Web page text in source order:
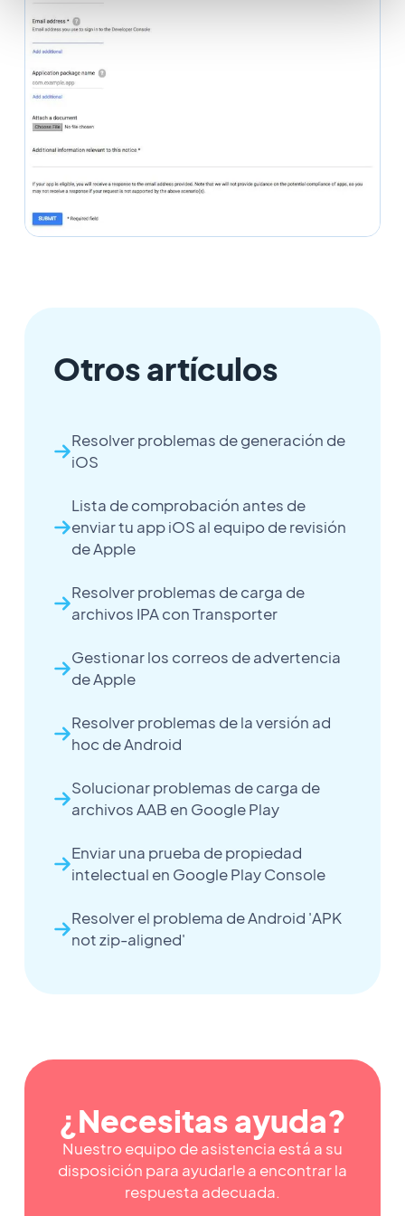
Otros artículos
Resolver problemas de generación de
iOS
Lista de comprobación antes de
enviar tu app iOS al equipo de revisión
de Apple
Resolver problemas de carga de
archivos IPA con Transporter
Gestionar los correos de advertencia
de Apple
Resolver problemas de la versión ad
hoc de Android
Solucionar problemas de carga de
archivos AAB en Google Play
Enviar una prueba de propiedad
intelectual en Google Play Console
Resolver el problema de Android 'APK
not zip-aligned'
¿Necesitas ayuda?
Nuestro equipo de asistencia está a su
disposición para ayudarle a encontrar la
respuesta adecuada.